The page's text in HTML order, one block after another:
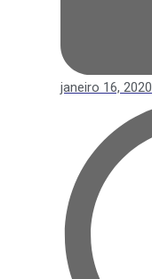
janeiro 16, 2020